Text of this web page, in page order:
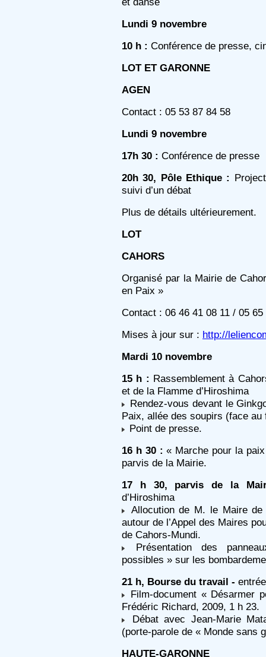
Lundi 9 novembre
10 h : Conférence de presse,
LOT ET GARONNE
AGEN
Contact : 05 53 87 84 58
Lundi 9 novembre
17h 30 : Conférence de presse
20h 30, Pôle Ethique :
suivi d’un débat
Plus de détails ultérieurement.
LOT
CAHORS
Organisé par la Mairie de
en Paix »
Contact : 06 46 41 08 11 / 05 65
Mises à jour sur : http://
Mardi 10 novembre
15 h : Rassemblement à
et de la Flamme d’Hiroshima
Rendez-vous devant le
Paix, allée des soupirs (face au
Point de presse.
16 h 30 : « Marche pour la
parvis de la Mairie.
17 h 30, parvis de la
d’Hiroshima
Allocution de M. le Maire
autour de l’Appel des Maires
de Cahors-Mundi.
Présentation des
possibles » sur les
21 h, Bourse du travail -
Film-document « Désarmer
Frédéric Richard, 2009, 1 h 23.
Débat avec Jean-Marie
(porte-parole de « Monde sans
HAUTE-GARONNE